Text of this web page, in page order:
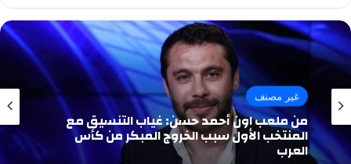
غير مصنف
من ملعب اون أحمد حسن: غياب التنسيق مع
المنتخب الأول سبب الخروج المبكر من كأس
العرب